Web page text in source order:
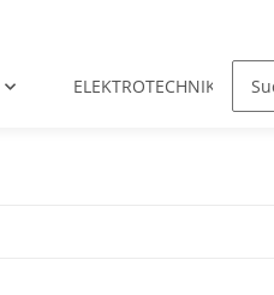
ELEKTROTECHNIK